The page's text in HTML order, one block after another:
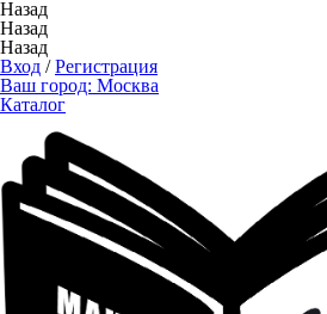
Назад
Назад
Назад
Вход /Регистрация
Ваш город: Москва
Каталог